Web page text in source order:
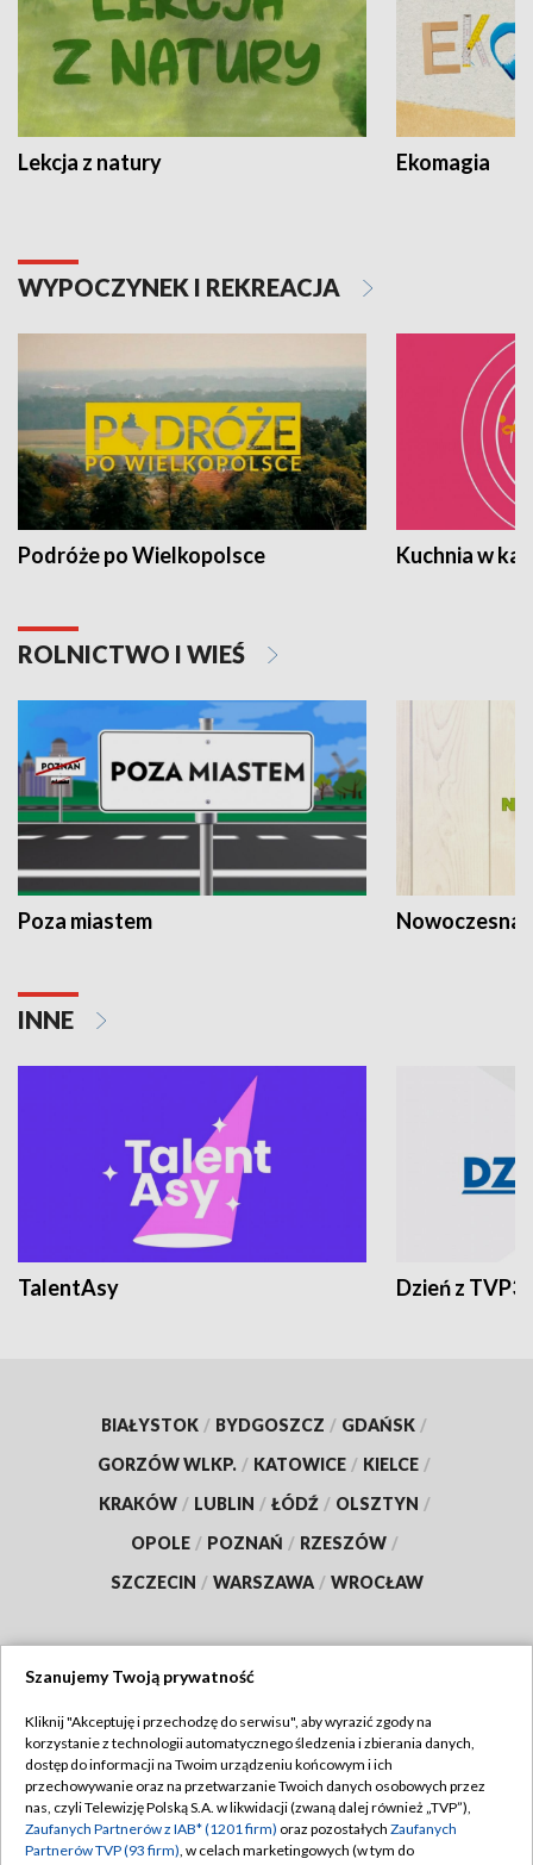
Lekcja z natury Ekomagia
WYPOCZYNEK I REKREACJA
Podróże po Wielkopolsce Kuchnia w
ROLNICTWO I WIEŚ
Poza miastem Nowoczesna
INNE
TalentAsy Dzień z TVP3
BIAŁYSTOK / BYDGOSZCZ / GDAŃSK /
GORZÓW WLKP. / KATOWICE / KIELCE /
KRAKÓW / LUBLIN / ŁÓDŹ / OLSZTYN /
OPOLE / POZNAŃ / RZESZÓW /
SZCZECIN / WARSZAWA / WROCŁAW
TVP
Abonament TVP
Emisja w TVP
Regulamin TVP
Polityka prywatności
Szanujemy Twoją prywatność
Kliknij "Akceptuję i przechodzę do serwisu", aby wyrazić zgody na
korzystanie z technologii automatycznego śledzenia i zbierania danych,
dostęp do informacji na Twoim urządzeniu końcowym i ich
przechowywanie oraz na przetwarzanie Twoich danych osobowych przez
nas, czyli Telewizję Polską S.A. w likwidacji (zwaną dalej również „TVP”),
Zaufanych Partnerów z IAB* (1201 firm) oraz pozostałych Zaufanych
Partnerów TVP (93 firm), w celach marketingowych (w tym do